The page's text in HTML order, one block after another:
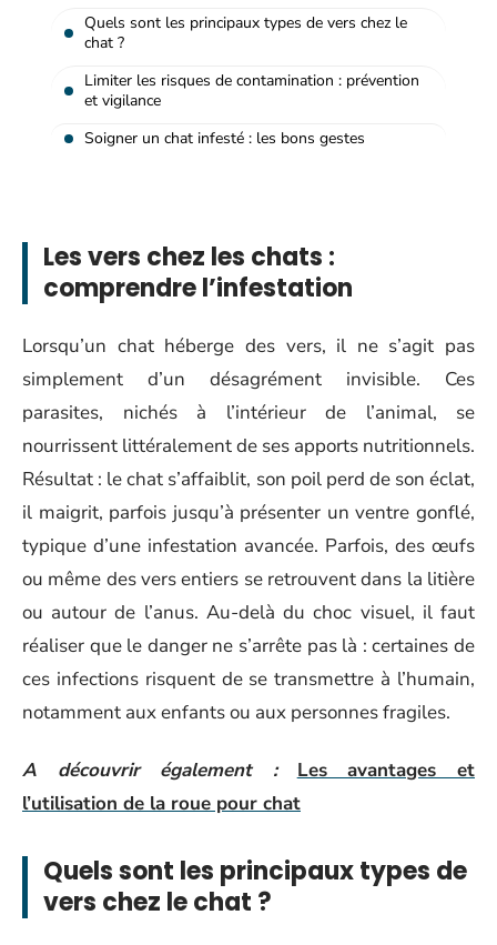
Quels sont les principaux types de vers chez le
chat ?
Limiter les risques de contamination : prévention
et vigilance
Soigner un chat infesté : les bons gestes
Les vers chez les chats :
comprendre l’infestation
Lorsqu’un chat héberge des vers, il ne s’agit pas
simplement d’un désagrément invisible. Ces
parasites, nichés à l’intérieur de l’animal, se
nourrissent littéralement de ses apports nutritionnels.
Résultat : le chat s’affaiblit, son poil perd de son éclat,
il maigrit, parfois jusqu’à présenter un ventre gonflé,
typique d’une infestation avancée. Parfois, des œufs
ou même des vers entiers se retrouvent dans la litière
ou autour de l’anus. Au-delà du choc visuel, il faut
réaliser que le danger ne s’arrête pas là : certaines de
ces infections risquent de se transmettre à l’humain,
notamment aux enfants ou aux personnes fragiles.
A découvrir également :
Les avantages et
l’utilisation de la roue pour chat
Quels sont les principaux types de
vers chez le chat ?